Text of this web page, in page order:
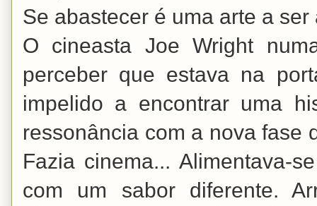
Se abastecer é uma arte a
O cineasta Joe Wright
perceber que estava na
impelido a encontrar uma
ressonância com a nova fase
Fazia cinema... Alimentava-
com um sabor diferente.